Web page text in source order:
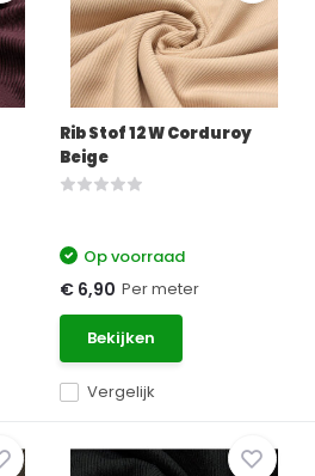
Rib Stof 12 W Corduroy
Beige
Vergelijk
Op voorraad
€ 6,90 Per meter
Bekijken